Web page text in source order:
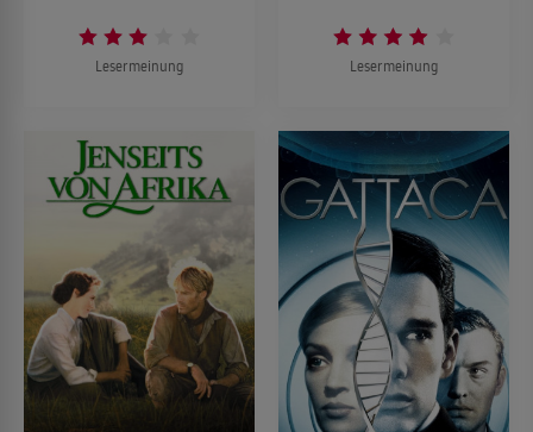
Lesermeinung Lesermeinung